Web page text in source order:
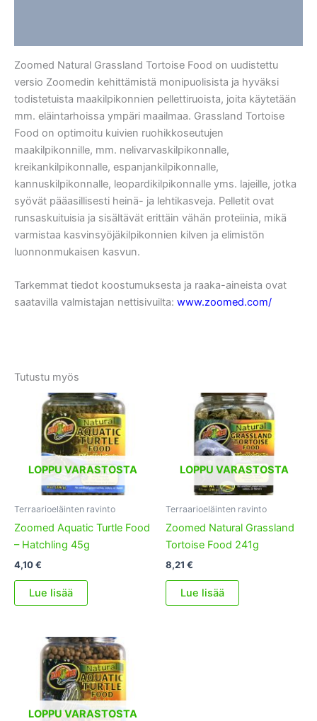
Zoomed Natural Grassland Tortoise Food on uudistettu
versio Zoomedin kehittämistä monipuolisista ja hyväksi
todistetuista maakilpikonnien pellettiruoista, joita käytetään
mm. eläintarhoissa ympäri maailmaa. Grassland Tortoise
Food on optimoitu kuivien ruohikkoseutujen
maakilpikonnille, mm. nelivarvaskilpikonnalle,
kreikankilpikonnalle, espanjankilpikonnalle,
kannuskilpikonnalle, leopardikilpikonnalle yms. lajeille, jotka
syövät pääasillisesti heinä- ja lehtikasveja. Pelletit ovat
runsaskuituisia ja sisältävät erittäin vähän proteiinia, mikä
varmistaa kasvinsyöjäkilpikonnien kilven ja elimistön
luonnonmukaisen kasvun.
Tarkemmat tiedot koostumuksesta ja raaka-aineista ovat
saatavilla valmistajan nettisivuilta: www.zoomed.com/
Tutustu myös
LOPPU VARASTOSTA
Terraarioeläinten ravinto
Zoomed Aquatic Turtle Food
– Hatchling 45g
4,10€
Lue lisää
LOPPU VARASTOSTA
Terraarioeläinten ravinto
Zoomed Natural Grassland
Tortoise Food 241g
8,21 €
Lue lisää
LOPPU VARASTOSTA